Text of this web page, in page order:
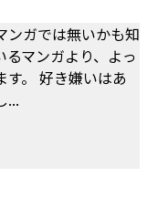
ンガでは無いかも知
マンガより、よっ
。 好き嫌いはあ
...